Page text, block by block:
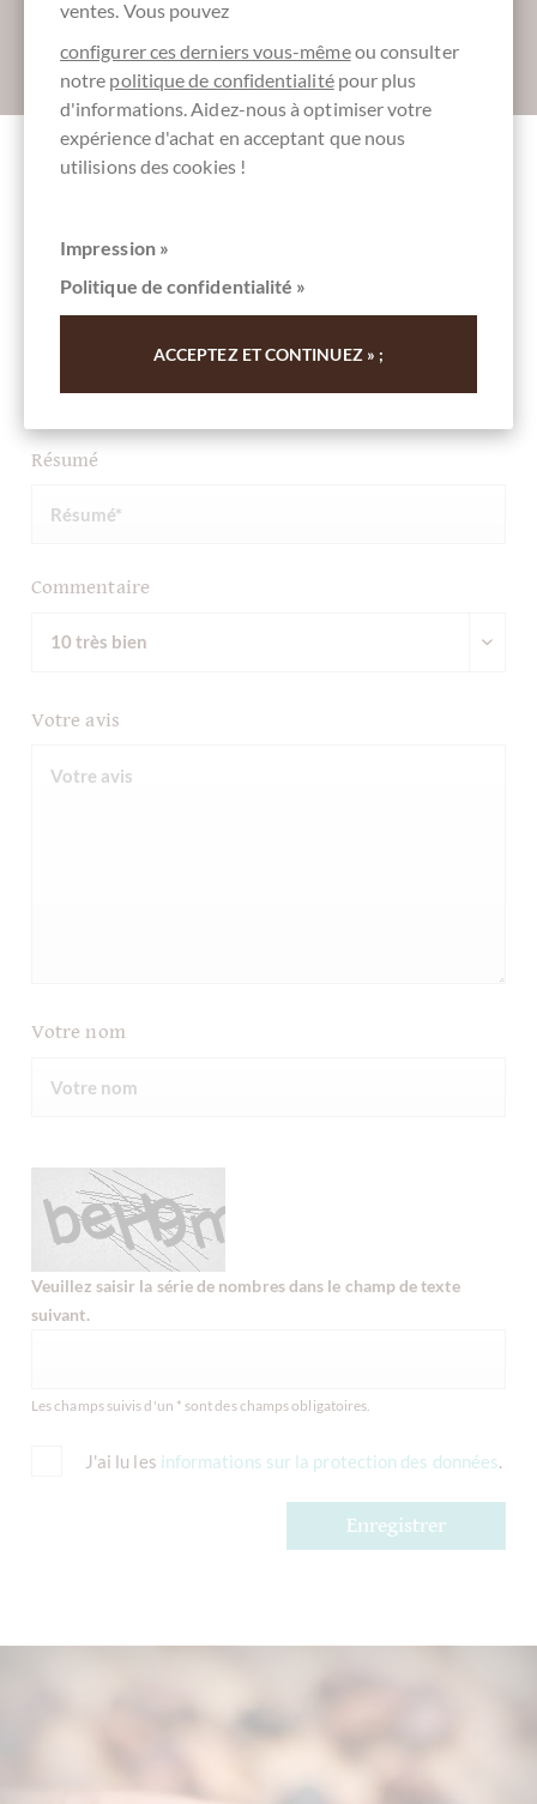
Absenden
Rédigez la première évaluation et aidez les autres clients.
Résumé
Commentaire
Votre avis
Votre nom
Veuillez saisir la série de nombres dans le champ de texte
suivant.
Les champs suivis d'un * sont des champs obligatoires.
J'ai lu les informations sur la protection des données.
Enregistrer
ventes. Vous pouvez
configurer ces derniers vous-mêmeou consulter
notre politique de confidentialitépour plus
d'informations. Aidez-nous à optimiser votre
expérience d'achat en acceptant que nous
utilisions des cookies !
Impression »
Politique de confidentialité »
ACCEPTEZ ET CONTINUEZ » ;